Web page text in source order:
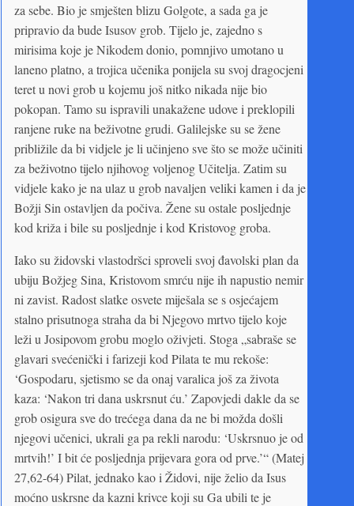
za sebe. Bio je smješten blizu Golgote, a sada ga je
pripravio da bude Isusov grob. Tijelo je, zajedno s
mirisima koje je Nikodem donio, pomnjivo umotano u
laneno platno, a trojica učenika ponijela su svoj dragocjeni
teret u novi grob u kojemu još nitko nikada nije bio
pokopan. Tamo su ispravili unakažene udove i preklopili
ranjene ruke na beživotne grudi. Galilejske su se žene
približile da bi vidjele je li učinjeno sve što se može učiniti
za beživotno tijelo njihovog voljenog Učitelja. Zatim su
vidjele kako je na ulaz u grob navaljen veliki kamen i da je
Božji Sin ostavljen da počiva. Žene su ostale posljednje
kod križa i bile su posljednje i kod Kristovog groba.
Iako su židovski vlastodršci sproveli svoj đavolski plan da
ubiju Božjeg Sina, Kristovom smrću nije ih napustio nemir
ni zavist. Radost slatke osvete miješala se s osjećajem
stalno prisutnoga straha da bi Njegovo mrtvo tijelo koje
leži u Josipovom grobu moglo oživjeti. Stoga „sabraše se
glavari svećenički i farizeji kod Pilata te mu rekoše:
‘Gospodaru, sjetismo se da onaj varalica još za života
kaza: ‘Nakon tri dana uskrsnut ću.’ Zapovjedi dakle da se
grob osigura sve do trećega dana da ne bi možda došli
njegovi učenici, ukrali ga pa rekli narodu: ‘Uskrsnuo je od
mrtvih!’ I bit će posljednja prijevara gora od prve.’“ (Matej
27,62-64) Pilat, jednako kao i Židovi, nije želio da Isus
moćno uskrsne da kazni krivce koji su Ga ubili te je